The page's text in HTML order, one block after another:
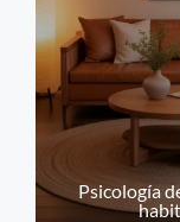
Psicología